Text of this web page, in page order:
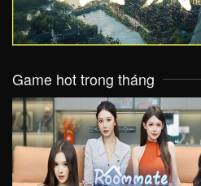
Game hot trong tháng
VIEW